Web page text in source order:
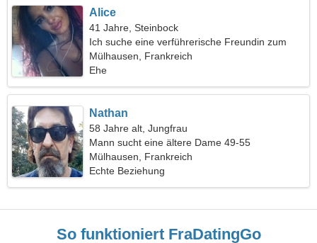
Alice
41 Jahre, Steinbock
Ich suche eine verführerische Freundin zum
gemeinsamen Tanzen
Mülhausen, Frankreich
Ehe
Nathan
58 Jahre alt, Jungfrau
Mann sucht eine ältere Dame 49-55
Mülhausen, Frankreich
Echte Beziehung
So funktioniert FraDatingGo